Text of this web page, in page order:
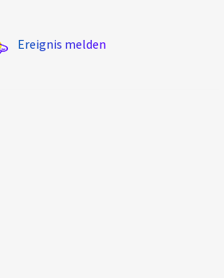
Ereignis melden